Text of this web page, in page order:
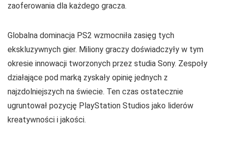
zaoferowania dla każdego gracza.
Globalna dominacja PS2 wzmocniła zasięg tych
ekskluzywnych gier. Miliony graczy doświadczyły w tym
okresie innowacji tworzonych przez studia Sony. Zespoły
działające pod marką zyskały opinię jednych z
najzdolniejszych na świecie. Ten czas ostatecznie
ugruntował pozycję PlayStation Studios jako liderów
kreatywności i jakości.